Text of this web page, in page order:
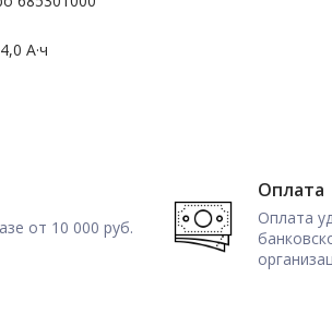
А·ч
от 10 000 руб.
Оплата
Оплата